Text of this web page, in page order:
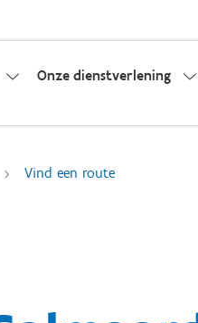
Onze dienstverlening
Vind een route